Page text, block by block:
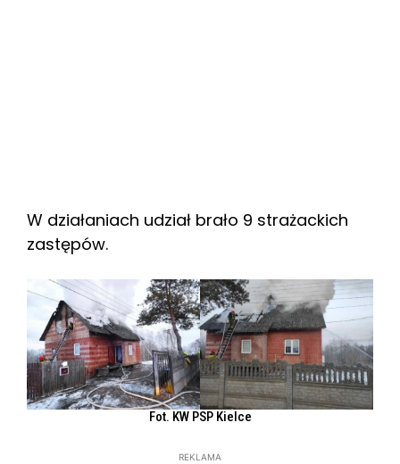
W działaniach udział brało 9 strażackich
zastępów.
Fot. KW PSP Kielce
REKLAMA